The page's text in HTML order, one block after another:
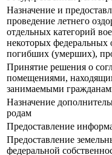
Назначение и
проведение летнего
отдельных категорий
некоторых федеральных
погибших (умерших),
Принятие решения о
помещениями,
занимаемыми
Назначение
родам
Предоставление
Предоставление
федеральной